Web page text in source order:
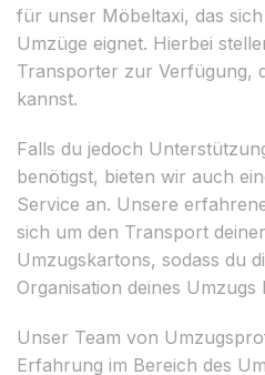
für unser Möbeltaxi, das
Umzüge eignet. Hierbei
Transporter zur Verfügung,
kannst.
Falls du jedoch
benötigst, bieten wir auch
Service an. Unsere
sich um den Transport
Umzugskartons, sodass du
Organisation deines
Unser Team von
Erfahrung im Bereich des